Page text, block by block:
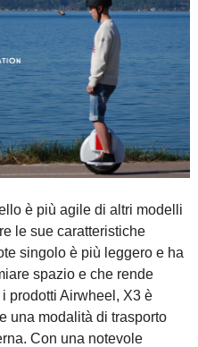
è più agile di altri modelli
le sue caratteristiche
singolo è più leggero e ha
spazio e che rende
prodotti Airwheel, X3 è
una modalità di trasporto
Con una notevole